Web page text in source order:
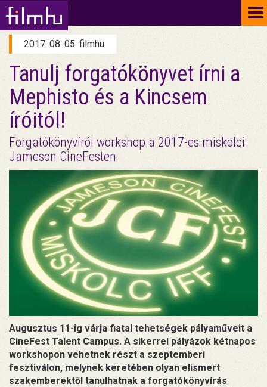
2017. 08. 05. filmhu
Tanulj forgatókönyvet írni a
Mephisto és a Kincsem
íróitól!
Forgatókönyvírói workshop a 2017-es miskolci
Jameson CineFesten
Augusztus 11-ig várja fiatal tehetségek pályaműveit a
CineFest Talent Campus. A sikerrel pályázok kétnapos
workshopon vehetnek részt a szeptemberi
fesztiválon, melynek keretében olyan elismert
szakemberektől tanulhatnak a forgatókönyvírás